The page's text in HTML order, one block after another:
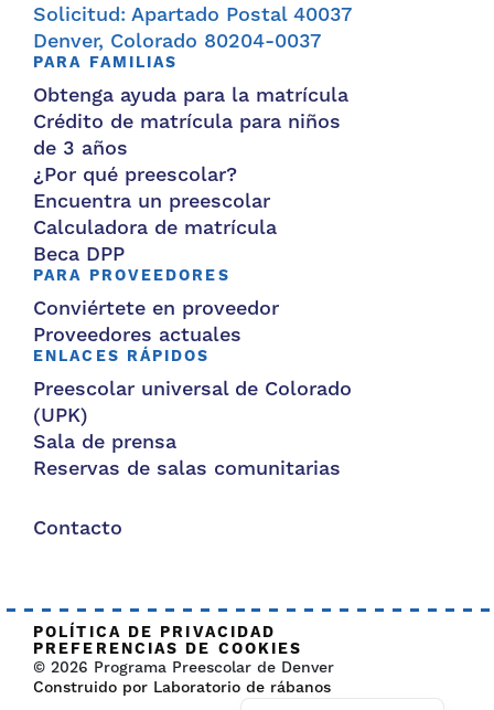
Solicitud: Apartado Postal 40037
Denver, Colorado 80204-0037
PARA FAMILIAS
Obtenga ayuda para la matrícula
Crédito de matrícula para niños
de 3 años
¿Por qué preescolar?
Encuentra un preescolar
Calculadora de matrícula
Beca DPP
PARA PROVEEDORES
Conviértete en proveedor
Proveedores actuales
ENLACES RÁPIDOS
Preescolar universal de Colorado
(UPK)
Sala de prensa
Reservas de salas comunitarias
Contacto
POLÍTICA DE PRIVACIDAD
PREFERENCIAS DE COOKIES
© 2026 Programa Preescolar de Denver
Construido por Laboratorio de rábanos